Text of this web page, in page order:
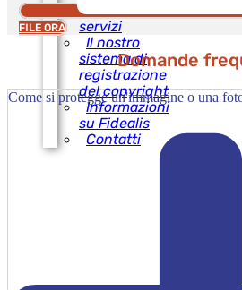
I nostri
servizi
Il nostro
sistema di
registrazione
del copyright
Informazioni
su Fidealis
Contatti
FILE ORA
Domande
Come si protegge un'immagine o una